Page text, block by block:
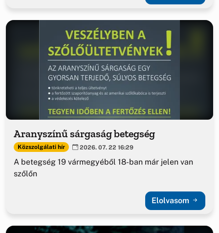
Aranyszínű sárgaság betegség
Közszolgálati hír 2026. 07. 22 16:29
A betegség 19 vármegyéből 18-ban már jelen van
szőlőn
Elolvasom